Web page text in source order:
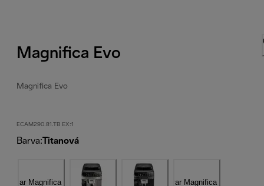
Magnifica Evo
Magnifica Evo
ECAM290.81.TB EX:1
Barva:Titanová